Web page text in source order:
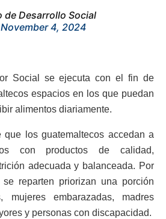
Desarrollo Social
November 4, 2024
Social se ejecuta con el fin de
espacios en los que puedan
alimentos diariamente.
que los guatemaltecos accedan a
con productos de calidad,
adecuada y balanceada. Por
reparten priorizan una porción
mujeres embarazadas, madres
y personas con discapacidad.